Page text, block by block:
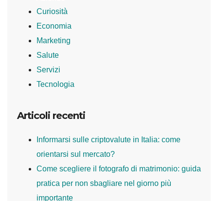
Curiosità
Economia
Marketing
Salute
Servizi
Tecnologia
Articoli recenti
Informarsi sulle criptovalute in Italia: come
orientarsi sul mercato?
Come scegliere il fotografo di matrimonio: guida
pratica per non sbagliare nel giorno più
importante